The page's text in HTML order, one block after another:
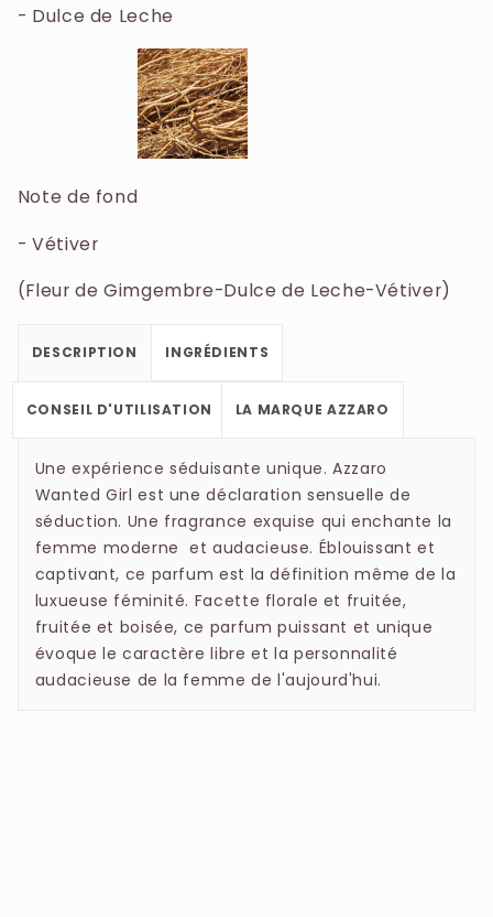
- Dulce de Leche
Note de fond
- Vétiver
(Fleur de Gimgembre-Dulce de Leche-Vétiver)
DESCRIPTION INGRÉDIENTS
CONSEIL D'UTILISATION LA MARQUE AZZARO
Une expérience séduisante unique. Azzaro
Wanted Girl est une déclaration sensuelle de
séduction. Une fragrance exquise qui enchante la
femme moderne et audacieuse. Éblouissant et
captivant, ce parfum est la définition même de la
luxueuse féminité. Facette florale et fruitée,
fruitée et boisée, ce parfum puissant et unique
évoque le caractère libre et la personnalité
audacieuse de la femme de l'aujourd'hui.